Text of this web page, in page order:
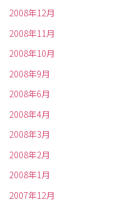
2008年12月
2008年11月
2008年10月
2008年9月
2008年6月
2008年4月
2008年3月
2008年2月
2008年1月
2007年12月